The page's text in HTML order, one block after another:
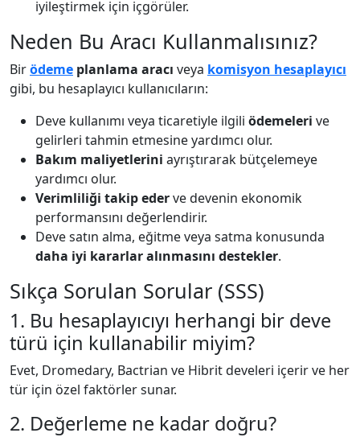
iyileştirmek için içgörüler.
Neden Bu Aracı Kullanmalısınız?
Birödeme planlama aracı veya komisyon hesaplayıcı
gibi, bu hesaplayıcı kullanıcıların:
Deve kullanımı veya ticaretiyle ilgili ödemeleri ve
gelirleri tahmin etmesine yardımcı olur.
Bakım maliyetlerini ayrıştırarak bütçelemeye
yardımcı olur.
Verimliliği takip ederve devenin ekonomik
performansını değerlendirir.
Deve satın alma, eğitme veya satma konusunda
daha iyi kararlar alınmasını destekler.
Sıkça Sorulan Sorular (SSS)
1. Bu hesaplayıcıyı herhangi bir deve
türü için kullanabilir miyim?
Evet, Dromedary, Bactrian ve Hibrit develeri içerir ve her
tür için özel faktörler sunar.
2. Değerleme ne kadar doğru?